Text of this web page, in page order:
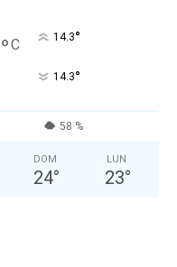
°C 14.3°
14.3°
58 %
DOM
24°
LUN
23°